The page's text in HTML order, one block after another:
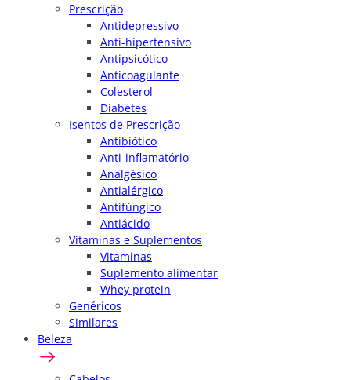
Prescrição
Antidepressivo
Anti-hipertensivo
Antipsicótico
Anticoagulante
Colesterol
Diabetes
Isentos de Prescrição
Antibiótico
Anti-inflamatório
Analgésico
Antialérgico
Antifúngico
Antiácido
Vitaminas e Suplementos
Vitaminas
Suplemento alimentar
Whey protein
Genéricos
Similares
Beleza